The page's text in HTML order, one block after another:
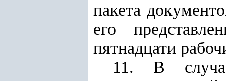
пакета
его
пятнадцати
11. В